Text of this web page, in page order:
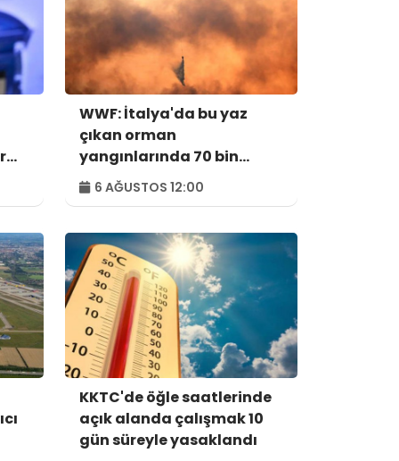
WWF: İtalya'da bu yaz
çıkan orman
yangınlarında 70 bin
hektar alan kül oldu
6 AĞUSTOS 12:00
KKTC'de öğle saatlerinde
açık alanda çalışmak 10
gün süreyle yasaklandı